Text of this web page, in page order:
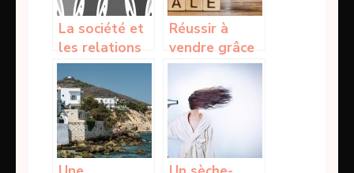
La société et
les relations
humaines qui
la font
Réussir à
vendre grâce
à l’estimation
immobilière en
ligne